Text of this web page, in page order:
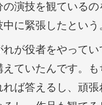
の演技を観ているの
に緊張したという
が役者をやってい
えていたんです。も
れば答えるし、頑張